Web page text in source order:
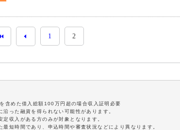
1 2
含めた借入総額100万円超の場合収入証明必要
った融資を得られない可能性があります。
収入がある方のみが対象となります。
短時間であり、申込時間や審査状況などにより異なります。